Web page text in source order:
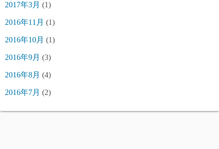
2017年3月 (1)
2016年11月 (1)
2016年10月 (1)
2016年9月 (3)
2016年8月 (4)
2016年7月 (2)